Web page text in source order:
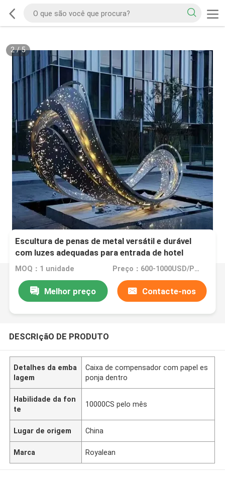
2/5
Escultura de penas de metal versátil e durável
com luzes adequadas para entrada de hotel
MOQ：1 unidade Preço：600-1000USD/PCS(Negotiate)
Melhor preço Contacte-nos
DESCRIçãO DE PRODUTO
Detalhes da emba
lagem
Caixa de compensador com papel es
ponja dentro
Habilidade da fon
te
10000CS pelo mês
Lugar de origem China
Marca Royalean